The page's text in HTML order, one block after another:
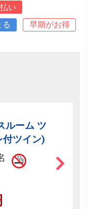
い
る
早期がお得
ルーム ツ
ツイン)